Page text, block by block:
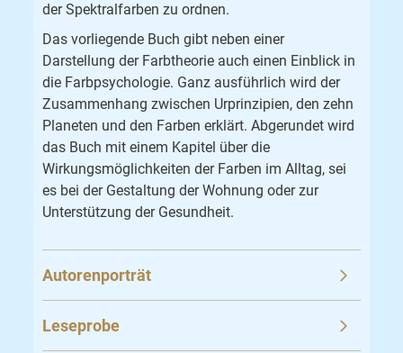
der Spektralfarben zu ordnen.
Das vorliegende Buch gibt neben einer
Darstellung der Farbtheorie auch einen Einblick in
die Farbpsychologie. Ganz ausführlich wird der
Zusammenhang zwischen Urprinzipien, den zehn
Planeten und den Farben erklärt. Abgerundet wird
das Buch mit einem Kapitel über die
Wirkungsmöglichkeiten der Farben im Alltag, sei
es bei der Gestaltung der Wohnung oder zur
Unterstützung der Gesundheit.
Autorenporträt
Leseprobe